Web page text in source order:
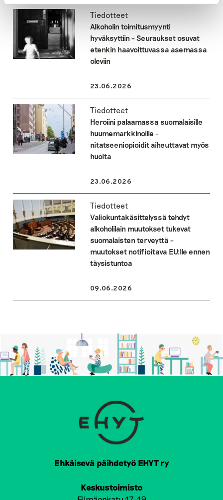
Tiedotteet
Alkoholin toimitusmyynti
hyväksyttiin – Seuraukset osuvat
etenkin haavoittuvassa asemassa
oleviin
23.06.2026
Tiedotteet
Heroiini palaamassa suomalaisille
huumemarkkinoille –
nitatseeniopioidit aiheuttavat myös
huolta
23.06.2026
Tiedotteet
Valiokuntakäsittelyssä tehdyt
alkoholilain muutokset tukevat
suomalaisten terveyttä –
muutokset notifioitava EU:lle ennen
täysistuntoa
09.06.2026
Ehkäisevä päihdetyö EHYT ry
Keskustoimisto